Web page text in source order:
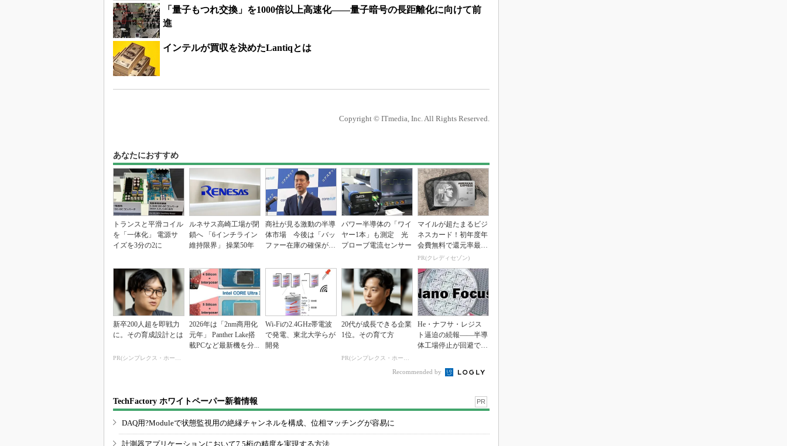
「量子もつれ交換」を1000倍以上高速化――量子暗号の長距離化に向けて前
進
インテルが買収を決めたLantiqとは
Copyright © ITmedia, Inc. All Rights Reserved.
あなたにおすすめ
トランスと平滑コイル
を「一体化」 電源サ
イズを3分の2に
ルネサス高崎工場が閉
鎖へ 「6インチライン
維持限界」 操業50年
商社が見る激動の半導
体市場 今後は「バッ
ファー在庫の確保が重
パワー半導体の「ワイ
ヤー1本」も測定 光
プローブ電流センサー
マイルが超たまるビジ
ネスカード！初年度年
会費無料で還元率最大
1.125%
PR(クレディセゾン)
新卒200人超を即戦力
に。その育成設計とは
PR(シンプレクス・ホールディングス)
2026年は「2nm商用化
元年」 Panther Lake搭
載PCなど最新機を分...
Wi-Fiの2.4GHz帯電波
で発電、東北大学らが
開発
20代が成長できる企業
1位。その育て方
PR(シンプレクス・ホールディングス)
He・ナフサ・レジス
ト逼迫の続報――半導
体工場停止が回避でき
Recommended by
TechFactory ホワイトペーパー新着情報 PR
DAQ用?Moduleで状態監視用の絶縁チャンネルを構成、位相マッチングが容易に
計測器アプリケーションにおいて7.5桁の精度を実現する方法